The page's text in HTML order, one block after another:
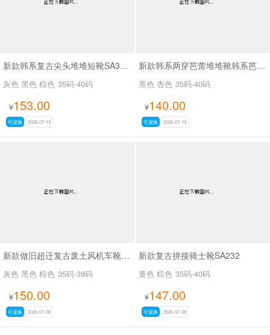
新款韩系复古尖头堆堆短靴SA3050-2
灰色 黑色 棕色 35码-40码
¥153.00
可退换 2026-07-19
新款韩系两穿芭蕾堆堆靴韩系芭蕾两穿靴SA3030
黑色 杏色 35码-40码
¥140.00
可退换 2026-07-19
新款做旧超迁复古废土风机车靴SA8036
灰色 黑色 棕色 35码-39码
¥150.00
可退换 2026-07-08
新款复古拼接骑士靴SA232
黄色 棕色 35码-40码
¥147.00
可退换 2026-07-08